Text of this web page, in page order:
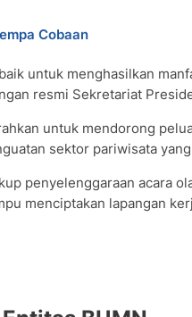
Cobaan
untuk menghasilkan
resmi Sekretariat
untuk mendorong
sektor pariwisata
penyelenggaraan acara
menciptakan lapangan